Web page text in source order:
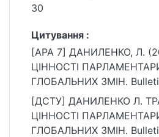
30
Цитування :
[APA 7] ДАНИЛЕНКО, Л.
ЦІННОСТІ
ГЛОБАЛЬНИХ ЗМІН.
Shevchenko National
Public Administration,
https://doi.org/10.17721/
[ДСТУ] ДАНИЛЕНКО Л.
ЦІННОСТІ
ГЛОБАЛЬНИХ ЗМІН.